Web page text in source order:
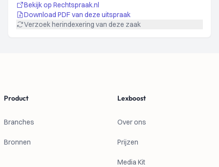
Bekijk op Rechtspraak.nl
Download PDF van deze uitspraak
Verzoek herindexering van deze zaak
Product
Branches
Bronnen
Lexboost
Over ons
Prijzen
Media Kit